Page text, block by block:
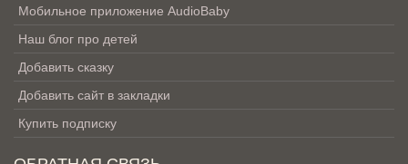
Мобильное приложение AudioBaby
Наш блог про детей
Добавить сказку
Добавить сайт в закладки
Купить подписку